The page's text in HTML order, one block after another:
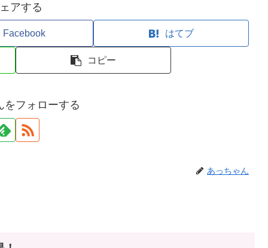
アする
Facebook はてブ
コピー
をフォローする
あっちゃん